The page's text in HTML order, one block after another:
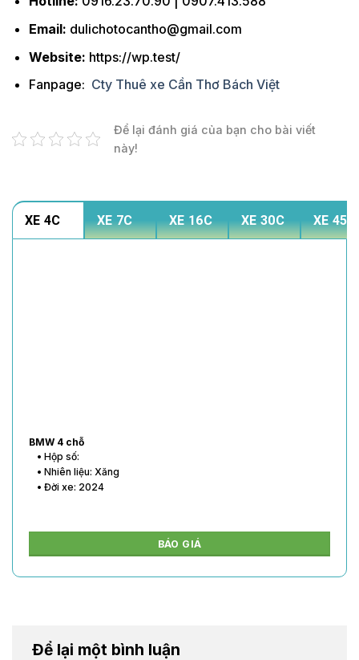
Email: dulichotocantho@gmail.com
Website: https://wp.test/
Fanpage: Cty Thuê xe Cần Thơ Bách Việt
Để lại đánh giá của bạn cho bài viết
này!
XE 4C XE 7C XE 16C XE 30C XE 45C
BMW 4 chỗ
• Hộp số:
• Nhiên liệu: Xăng
• Đời xe: 2024
BÁO GIÁ
Để lại một bình luận